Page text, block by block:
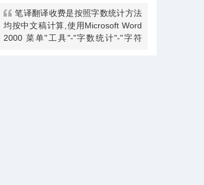
​笔译翻译收费是按照字数统计方法
均按中文稿计算,使用Microsoft Word
2000 菜单"工具"-"字数统计"-"字符